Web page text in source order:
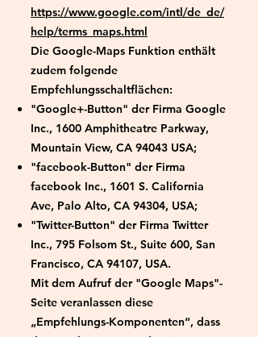
https://www.google.com/intl/de_de/
help/terms_maps.html
Die Google-Maps Funktion enthält
zudem folgende
Empfehlungsschaltflächen:
"Google+-Button" der Firma Google
Inc., 1600 Amphitheatre Parkway,
Mountain View, CA 94043 USA;
"facebook-Button" der Firma
facebook Inc., 1601 S. California
Ave, Palo Alto, CA 94304, USA;
"Twitter-Button" der Firma Twitter
Inc., 795 Folsom St., Suite 600, San
Francisco, CA 94107, USA.
Mit dem Aufruf der "Google Maps"-
Seite veranlassen diese
„Empfehlungs-Komponenten“, dass